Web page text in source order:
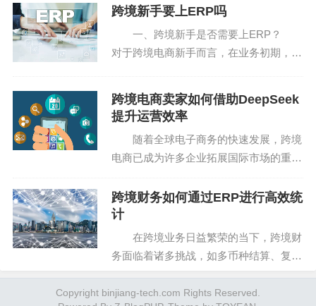
惯，进行适当的本地化调整。提供多语言支持、使用当地
的支付方式、定制符合当地审美的产品包装等。
付费广告：投放谷歌广告、Facebook广告等平台站内
具优化广告投放策略，降低投放成本。
四、利用平台资源，降低运营成本
算选择合适的跨境电商平台（如亚马逊、eBay、阿里巴巴
国际站等）。了解平台的入驻指南、规则和操作界面，确
保能够高效管理店铺。
权益、运费减免和处罚减免等优待政策。积极参与平台的
略等多个角度，为卖家提供全面的指导建
议，并结合实际案例说明...
跨境新手要上ERP吗
一、跨境新手是否需要上ERP？
对于跨境电商新手而言，在业务初期，手
平台订单混乱、库存同步延迟、发货效率
低下、财务核算复杂...
跨境电商卖家如何借助DeepSeek
提升运营效率
随着全球电子商务的快速发展，跨境
电商已成为许多企业拓展国际市场的重要
面临着诸多挑战，如语言障碍、文化差
异、复杂的物流体系、激烈的市场竞争
等。这些难点和痛点不仅增...
跨境财务如何通过ERP进行高效统
计
在跨境业务日益繁荣的当下，跨境财
务面临着诸多挑战，如多币种结算、复杂
等。而 ERP（企业资源计划）工具的出
Copyright binjiang-tech.com Rights Reserved.